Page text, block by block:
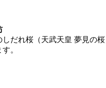
だれ桜（天武天皇 夢見の
。